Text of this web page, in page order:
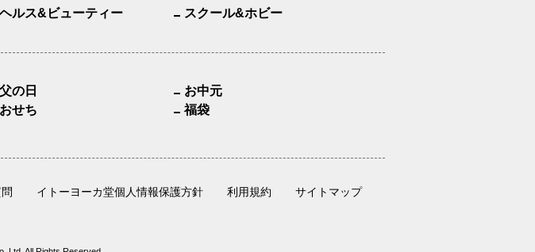
ヘルス&ビューティー スクール&ホビー
父の日
お中元
おせち
福袋
イトーヨーカ堂個人情報保護方針 利用規約 サイトマップ